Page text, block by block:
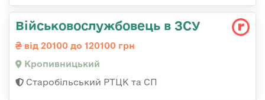
Військовослужбовець в ЗСУ
від 20100 до 120100 грн
Кропивницький
Старобільський РТЦК та СП